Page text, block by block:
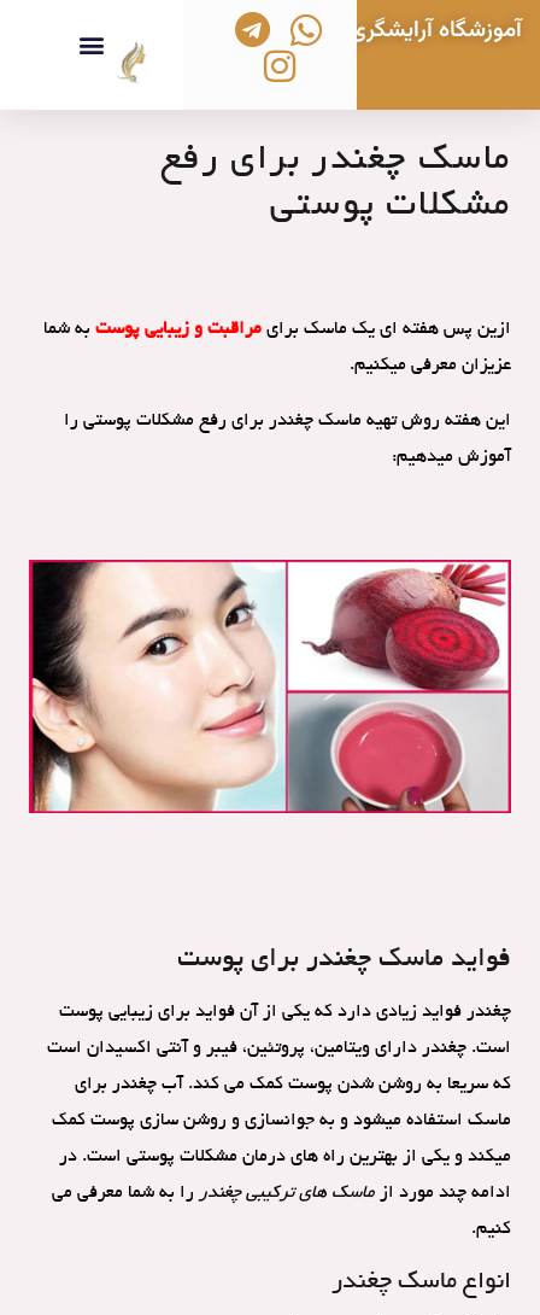
آموزشگاه آرایشگری زنانه بانو هنگامه
ماسک چغندر برای رفع
مشکلات پوستی
ازین پس هفته ای یک ماسک برای مراقبت و زیبایی پوست به شما
عزیزان معرفی میکنیم.
این هفته روش تهیه ماسک چغندر برای رفع مشکلات پوستی را
آموزش میدهیم:
فواید ماسک چغندر برای پوست
چغندر فواید زیادی دارد که یکی از آن فواید برای زیبایی پوست
است. چغندر دارای ویتامین، پروتئین، فیبر و آنتی اکسیدان است
که سریعا به روشن شدن پوست کمک می کند. آب چغندر برای
ماسک استفاده میشود و به جوانسازی و روشن سازی پوست کمک
میکند و یکی از بهترین راه های درمان مشکلات پوستی است. در
ادامه چند مورد از ماسک های ترکیبی چغندر را به شما معرفی می
کنیم.
انواع ماسک چغندر